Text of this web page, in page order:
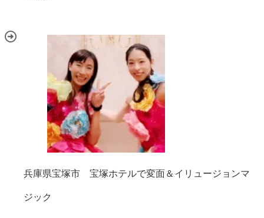
兵庫県宝塚市 宝塚ホテルで変面＆イリュージョンマ
ジック